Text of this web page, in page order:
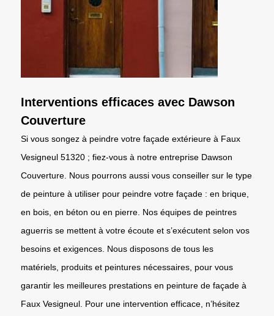
Interventions efficaces avec Dawson
Couverture
Si vous songez à peindre votre façade extérieure à Faux
Vesigneul 51320 ; fiez-vous à notre entreprise Dawson
Couverture. Nous pourrons aussi vous conseiller sur le type
de peinture à utiliser pour peindre votre façade : en brique,
en bois, en béton ou en pierre. Nos équipes de peintres
aguerris se mettent à votre écoute et s’exécutent selon vos
besoins et exigences. Nous disposons de tous les
matériels, produits et peintures nécessaires, pour vous
garantir les meilleures prestations en peinture de façade à
Faux Vesigneul. Pour une intervention efficace, n’hésitez